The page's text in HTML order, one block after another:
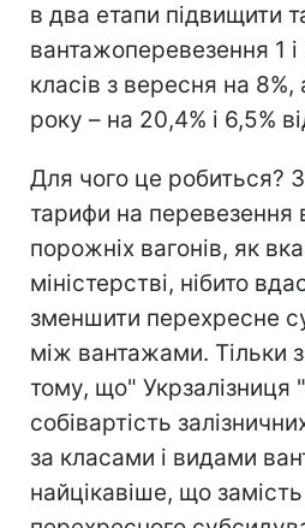
в два етапи підвищити
вантажоперевезення 1
класів з вересня на 8%,
року – на 20,4% і 6,5%
Для чого це робиться?
тарифи на перевезення
порожніх вагонів, як
міністерстві, нібито
зменшити перехресне
між вантажами. Тільки
тому, що" Укрзалізниця
собівартість
за класами і видами
найцікавіше, що